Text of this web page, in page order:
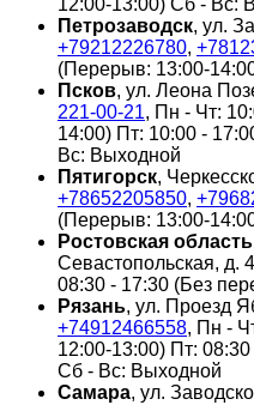
12:00-13:00) Сб - Вс:
Петрозаводск, ул.
+79212226780,
(Перерыв: 13:00-
Псков, ул. Леона
221-00-21, Пн - Чт:
14:00) Пт: 10:00 -
Вс: Выходной
Пятигорск,
+78652205850,
(Перерыв: 13:00-
Ростовская
Севастопольская, д.
08:30 - 17:30 (Без
Рязань, ул. Проезд
+74912466558, Пн -
12:00-13:00) Пт:
Сб - Вс: Выходной
Самара, ул.